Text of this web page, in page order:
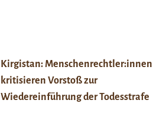
Kirgistan: Menschenrechtler:innen
kritisieren Vorstoß zur
Wiedereinführung der Todesstrafe